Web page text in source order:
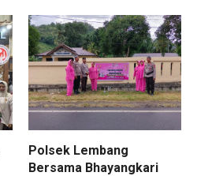
Polsek Lembang
Bersama Bhayangkari